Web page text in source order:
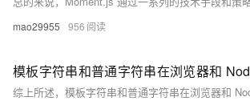
mao29955 956